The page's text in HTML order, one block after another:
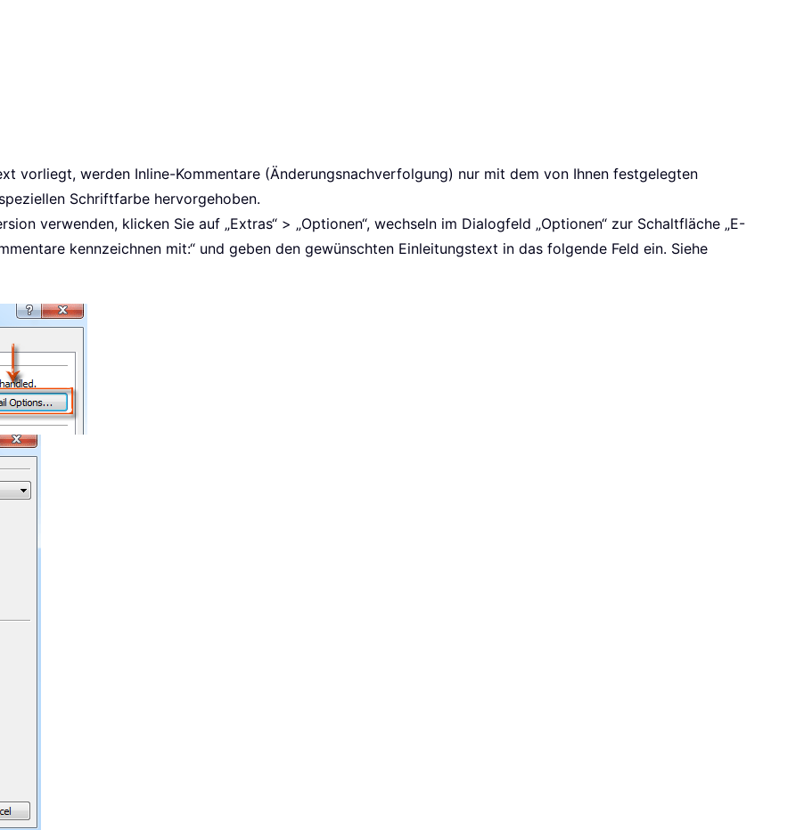
vorliegt, werden Inline-Kommentare (Änderungsnachverfolgung) nur mit dem von Ihnen festgelegten
Schriftfarbe hervorgehoben.
verwenden, klicken Sie auf „Extras“ > „Optionen“, wechseln im Dialogfeld „Optionen“ zur Schaltfläche „E-
kennzeichnen mit:“ und geben den gewünschten Einleitungstext in das folgende Feld ein. Siehe